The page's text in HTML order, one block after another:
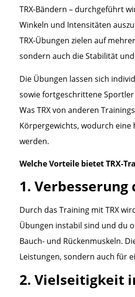
TRX-Bändern – durchgeführt
Winkeln und Intensitäten
TRX-Übungen zielen auf
sondern auch die Stabilität
Die Übungen lassen sich
sowie fortgeschrittene
Was TRX von anderen
Körpergewichts, wodurch
werden.
Welche Vorteile bietet TRX-
1.
Durch das Training mit TRX
Übungen instabil sind und du
Bauch- und Rückenmuskeln.
Leistungen, sondern auch für
2. Vielseitigkeit